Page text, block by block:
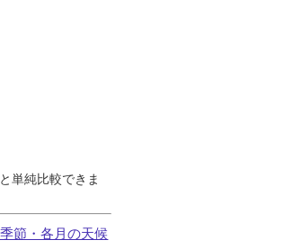
単純比較できま
節・各月の天候